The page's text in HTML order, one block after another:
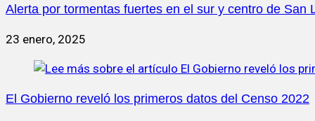
Alerta por tormentas fuertes en el sur y centro de San
23 enero, 2025
El Gobierno reveló los primeros datos del Censo 2022